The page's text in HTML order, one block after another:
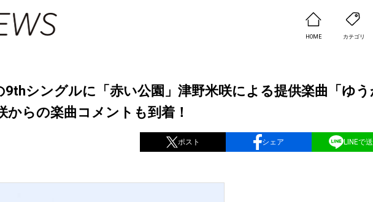
HOME カテゴリ
シングルに「赤い公園」津野米咲による提供楽曲「ゆ
からの楽曲コメントも到着！
ポスト シェア LINEで